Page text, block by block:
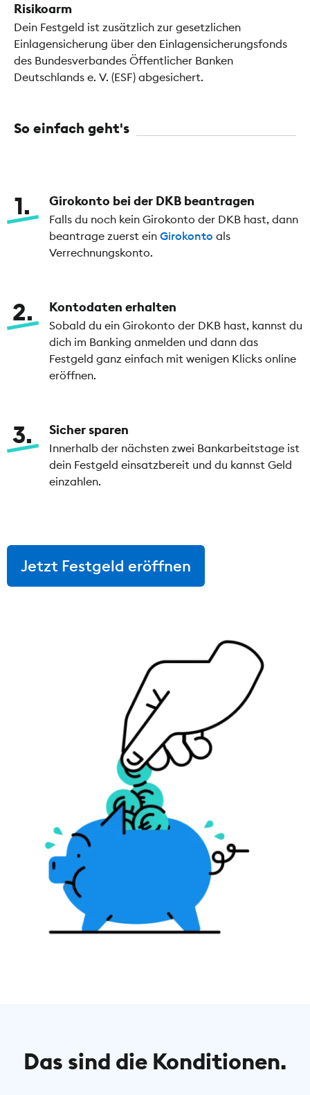
Risikoarm
Dein Festgeld ist zusätzlich zur gesetzlichen
Einlagensicherung über den Einlagensicherungsfonds
des Bundesverbandes Öffentlicher Banken
Deutschlands e. V. (ESF) abgesichert.
So einfach geht's
1 Girokonto bei der DKB beantragen
Falls du noch kein Girokonto der DKB hast, dann
beantrage zuerst ein Girokonto als
Verrechnungskonto.
2 Kontodaten erhalten
Sobald du ein Girokonto der DKB hast, kannst du
dich im Banking anmelden und dann das
Festgeld ganz einfach mit wenigen Klicks online
eröffnen.
3 Sicher sparen
Innerhalb der nächsten zwei Bankarbeitstage ist
dein Festgeld einsatzbereit und du kannst Geld
einzahlen.
Jetzt Festgeld eröffnen
Das sind die Konditionen.